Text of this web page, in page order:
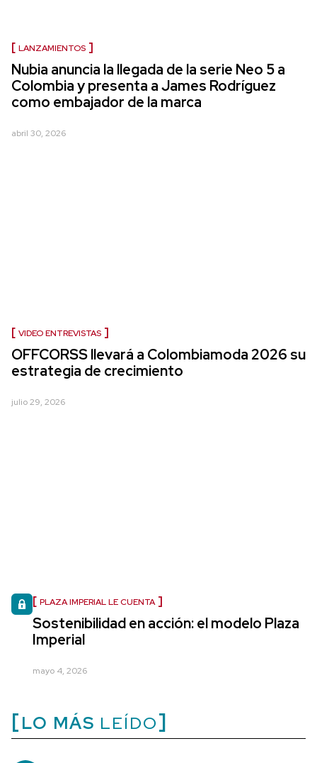
LANZAMIENTOS
Nubia anuncia la llegada de la serie Neo 5 a
Colombia y presenta a James Rodríguez
como embajador de la marca
abril 30, 2026
VIDEO ENTREVISTAS
OFFCORSS llevará a Colombiamoda 2026 su
estrategia de crecimiento
julio 29, 2026
PLAZA IMPERIAL LE CUENTA
Sostenibilidad en acción: el modelo Plaza
Imperial
mayo 4, 2026
LO MÁS LEÍDO